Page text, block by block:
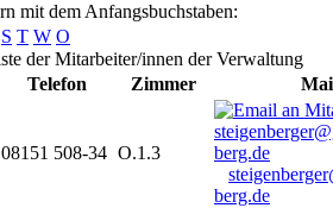
mit dem Anfangsbuchstaben:
S T W O
der Mitarbeiter/innen der Verwaltung
Telefon Zimmer
08151 508-34 O.1.3
berg.de